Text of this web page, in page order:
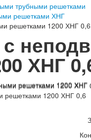
трубными решетками
решетками ХНГ
решетками 1200 ХНГ 0,6
ХНГ
решетками 1200 ХНГ 0,6